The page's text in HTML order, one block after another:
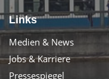
Links
Medien & News
Jobs & Karriere
Pressespiegel